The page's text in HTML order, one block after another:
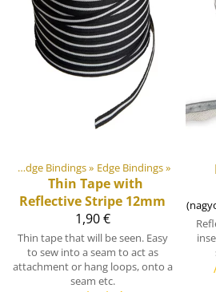
Webbings, Ribbons and Edge Bindings‪» Edge Bindings‪»
Thin Tape with
Reflective Stripe 12mm
1,90 €
Thin tape that will be seen. Easy
to sew into a seam to act as
attachment or hang loops, onto a
seam etc.